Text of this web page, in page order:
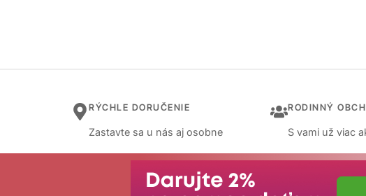
RÝCHLE DORUČENIE
Zastavte sa u nás aj osobne
RODINNÝ
S vami už viac